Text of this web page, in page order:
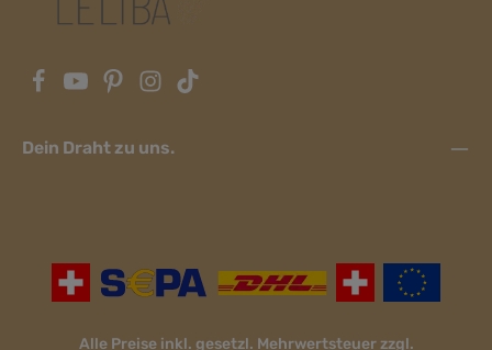
Dein Draht zu uns.
Alle Preise inkl. gesetzl. Mehrwertsteuer zzgl.